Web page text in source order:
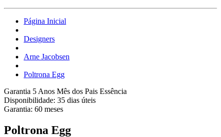
Página Inicial
Designers
Arne Jacobsen
Poltrona Egg
Garantia 5 Anos Mês dos Pais Essência
Disponibilidade: 35 dias úteis
Garantia: 60 meses
Poltrona Egg